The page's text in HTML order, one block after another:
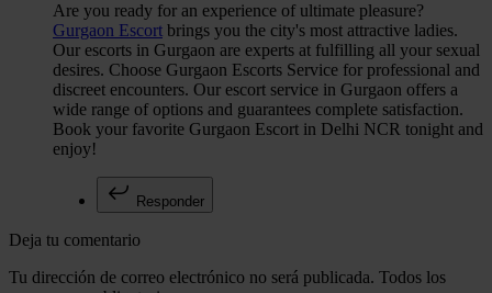
Are you ready for an experience of ultimate pleasure?
Gurgaon Escort brings you the city's most attractive ladies.
Our escorts in Gurgaon are experts at fulfilling all your sexual
desires. Choose Gurgaon Escorts Service for professional and
discreet encounters. Our escort service in Gurgaon offers a
wide range of options and guarantees complete satisfaction.
Book your favorite Gurgaon Escort in Delhi NCR tonight and
enjoy!
Responder
Deja tu comentario
Tu dirección de correo electrónico no será publicada. Todos los